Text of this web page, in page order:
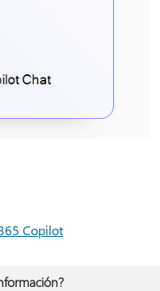
Copilot